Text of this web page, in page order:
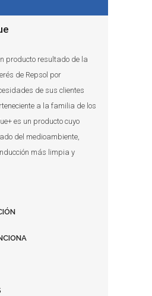
producto resultado de la
de Repsol por
de sus clientes
a la familia de los
es un producto cuyo
del medioambiente,
más limpia y